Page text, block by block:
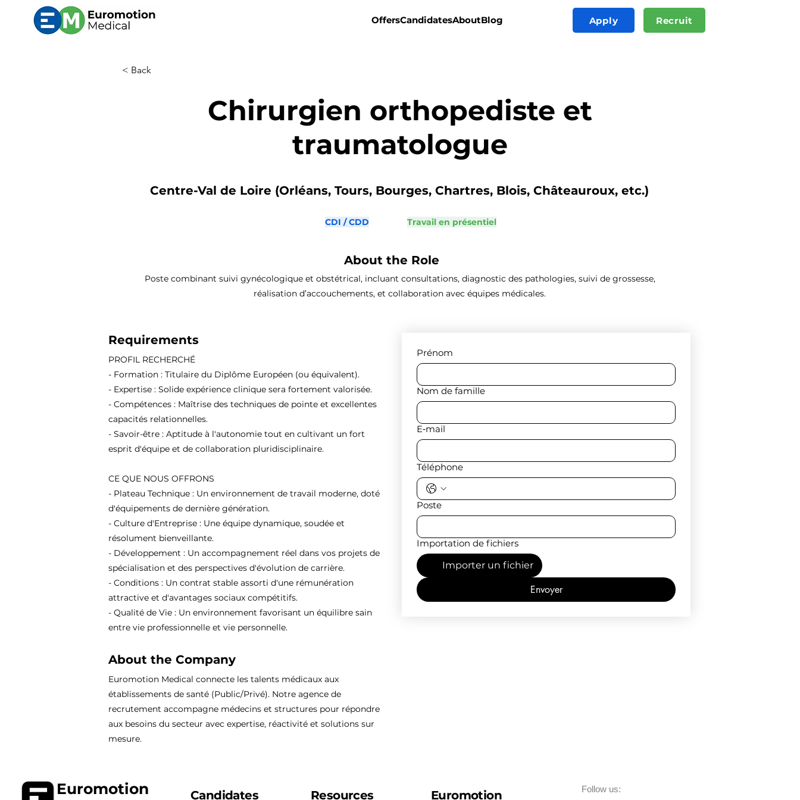
OffersCandidatesAboutBlog Apply Recruit
< Back
Chirurgien orthopediste et
traumatologue
Centre-Val de Loire (Orléans, Tours, Bourges, Chartres, Blois, Châteauroux, etc.)
CDI / CDD Travail en présentiel
About the Role
Poste combinant suivi gynécologique et obstétrical, incluant consultations, diagnostic des pathologies, suivi de grossesse,
réalisation d’accouchements, et collaboration avec équipes médicales.
Requirements
PROFIL RECHERCHÉ
- Formation : Titulaire du Diplôme Européen (ou équivalent).
- Expertise : Solide expérience clinique sera fortement valorisée.
- Compétences : Maîtrise des techniques de pointe et excellentes
capacités relationnelles.
- Savoir-être : Aptitude à l'autonomie tout en cultivant un fort
esprit d'équipe et de collaboration pluridisciplinaire.
CE QUE NOUS OFFRONS
- Plateau Technique : Un environnement de travail moderne, doté
d'équipements de dernière génération.
- Culture d'Entreprise : Une équipe dynamique, soudée et
résolument bienveillante.
- Développement : Un accompagnement réel dans vos projets de
spécialisation et des perspectives d'évolution de carrière.
- Conditions : Un contrat stable assorti d'une rémunération
attractive et d'avantages sociaux compétitifs.
- Qualité de Vie : Un environnement favorisant un équilibre sain
entre vie professionnelle et vie personnelle.
About the Company
Euromotion Medical connecte les talents médicaux aux
établissements de santé (Public/Privé). Notre agence de
recrutement accompagne médecins et structures pour répondre
aux besoins du secteur avec expertise, réactivité et solutions sur
mesure.
Prénom
Nom de famille
E‑mail
Téléphone
Poste
Importation de fichiers
Importer un fichier
Envoyer
Euromotion
Candidates Resources Euromotion Follow us: